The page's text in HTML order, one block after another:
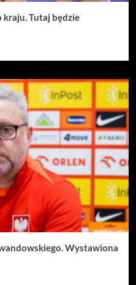
kraju. Tutaj będzie
Wystawiona